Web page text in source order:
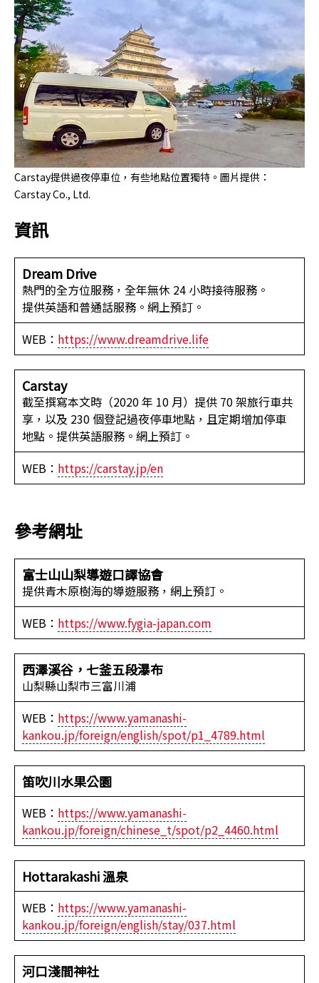
Carstay提供過夜停車位，有些地點位置獨特。圖片提供：
Carstay Co., Ltd.
資訊
Dream Drive
熱門的全方位服務，全年無休 24 小時接待服務。
提供英語和普通話服務。網上預訂。
WEB： https://www.dreamdrive.life
Carstay
截至撰寫本文時（2020 年 10 月）提供 70 架旅行車共
享，以及 230 個登記過夜停車地點，且定期增加停車
地點。提供英語服務。網上預訂。
WEB： https://carstay.jp/en
參考網址
富士山山梨導遊口譯協會
提供青木原樹海的導遊服務，網上預訂。
WEB： https://www.fygia-japan.com
西澤溪谷，七釜五段瀑布
山梨縣山梨市三富川浦
WEB： https://www.yamanashi-
kankou.jp/foreign/english/spot/p1_4789.html
笛吹川水果公園
WEB： https://www.yamanashi-
kankou.jp/foreign/chinese_t/spot/p2_4460.html
Hottarakashi 溫泉
WEB： https://www.yamanashi-
kankou.jp/foreign/english/stay/037.html
河口淺間神社